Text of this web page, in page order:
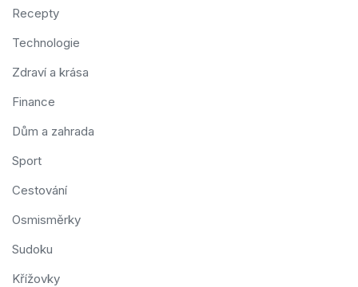
Recepty
Technologie
Zdraví a krása
Finance
Dům a zahrada
Sport
Cestování
Osmisměrky
Sudoku
Křížovky